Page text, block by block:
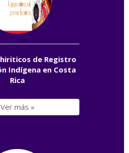
de Registro
Indígena en Costa
Rica
Ver más »